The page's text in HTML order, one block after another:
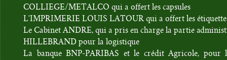
COLLIEGE/METALCO qui a offert les capsules
L'IMPRIMERIE LOUIS LATOUR qui a offert les
Le Cabinet ANDRE, qui a pris en charge la partie
HILLEBRAND pour la logistique
La banque BNP-PARIBAS et le crédit Agricole, pour